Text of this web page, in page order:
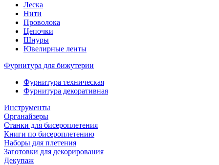
Леска
Нити
Проволока
Цепочки
Шнуры
Ювелирные ленты
Фурнитура для бижутерии
Фурнитура техническая
Фурнитура декоративная
Инструменты
Органайзеры
Станки для бисероплетения
Книги по бисероплетению
Наборы для плетения
Заготовки для декорирования
Декупаж